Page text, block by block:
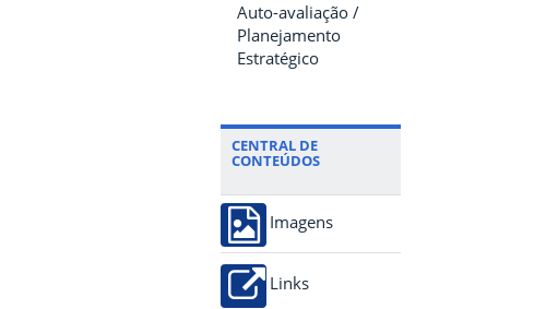
Auto-avaliação /
Planejamento
Estratégico
CENTRAL DE
CONTEÚDOS
Imagens
Links